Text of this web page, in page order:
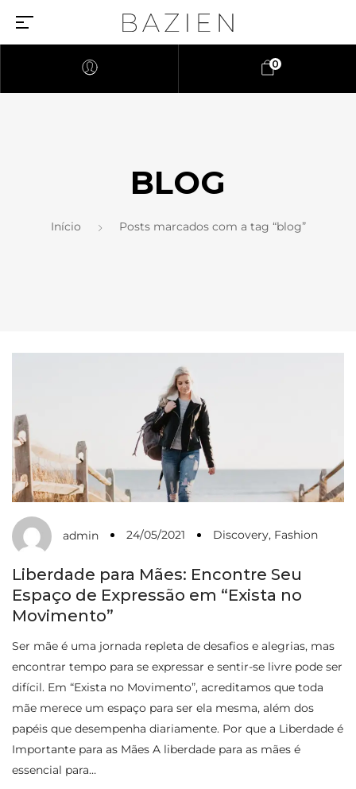
0
BLOG
Início Posts marcados com a tag “blog”
admin 24/05/2021 Discovery, Fashion
Liberdade para Mães: Encontre Seu
Espaço de Expressão em “Exista no
Movimento”
Ser mãe é uma jornada repleta de desafios e alegrias, mas
encontrar tempo para se expressar e sentir-se livre pode ser
difícil. Em “Exista no Movimento”, acreditamos que toda
mãe merece um espaço para ser ela mesma, além dos
papéis que desempenha diariamente. Por que a Liberdade é
Importante para as Mães A liberdade para as mães é
essencial para…